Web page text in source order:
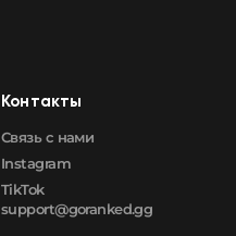
Контакты
Связь с нами
Instagram
TikTok
support@goranked.gg